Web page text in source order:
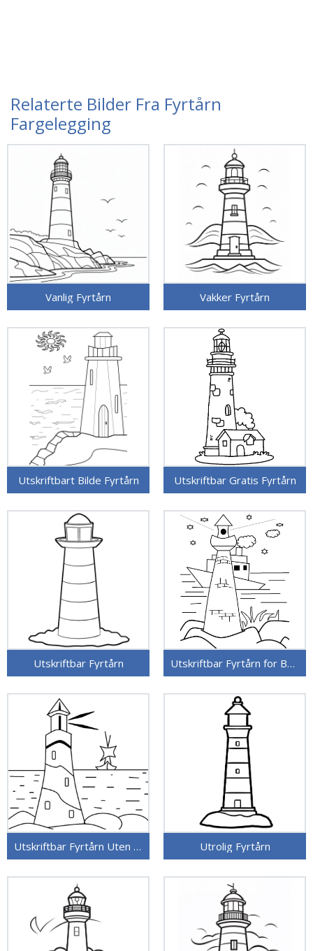
Relaterte Bilder Fra Fyrtårn
Fargelegging
Vanlig Fyrtårn Vakker Fyrtårn
Utskriftbart Bilde Fyrtårn Utskriftbar Gratis Fyrtårn
Utskriftbar Fyrtårn Utskriftbar Fyrtårn for Barn
Utskriftbar Fyrtårn Uten Kostnad Utrolig Fyrtårn